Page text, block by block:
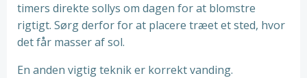
timers direkte sollys om dagen for at blomstre
rigtigt. Sørg derfor for at placere træet et sted, hvor
det får masser af sol.
En anden vigtig teknik er korrekt vanding.